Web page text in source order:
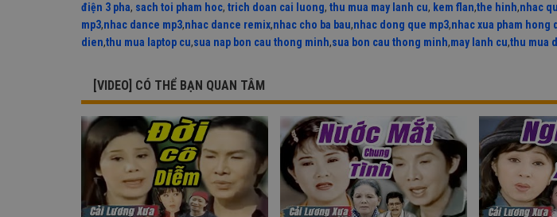
điện 3 pha, sach toi pham hoc, trich doan cai luong, thu mua may lanh cu, kem flan,the hinh,nhac
mp3,nhac dance mp3,nhac dance remix,nhac cho ba bau,nhac dong que mp3,nhac xua pham hong
dien,thu mua laptop cu,sua nap bon cau thong minh,sua bon cau thong minh,may lanh cu,thu mua
[VIDEO] CÓ THỂ BẠN QUAN TÂM